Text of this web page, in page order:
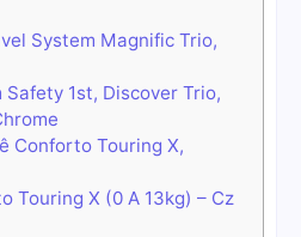
System Magnific Trio,
Safety 1st, Discover Trio,
Conforto Touring X,
Touring X (0 A 13kg) – Cz